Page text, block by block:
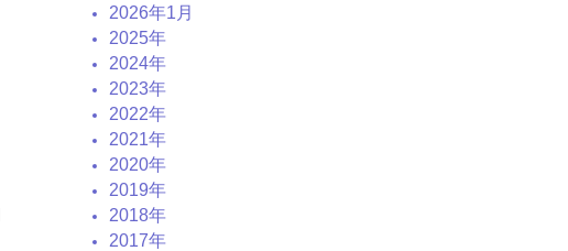
2026年1月
2025年
2024年
2023年
2022年
2021年
2020年
2019年
2018年
2017年